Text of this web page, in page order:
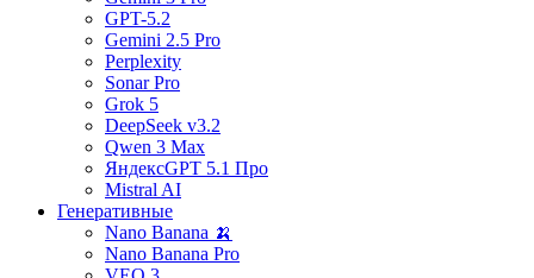
GPT-5.2
Gemini 2.5 Pro
Perplexity
Sonar Pro
Grok 5
DeepSeek v3.2
Qwen 3 Max
ЯндексGPT 5.1 Про
Mistral AI
Генеративные
Nano Banana 🍌
Nano Banana Pro